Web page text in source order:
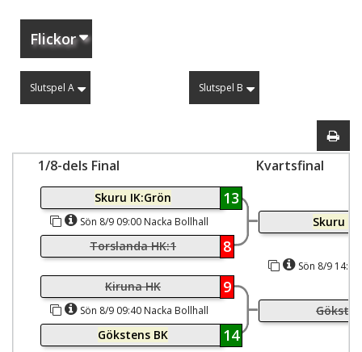
Flickor
Slutspel A Slutspel B
1/8-dels Final Kvartsfinal
Skuru IK:Grön 13
Sön 8/9 09:00 Nacka Bollhall
Torslanda HK:1 8
Kiruna HK 9
Sön 8/9 09:40 Nacka Bollhall
Gökstens BK 14
Skuru
Sön 8/9